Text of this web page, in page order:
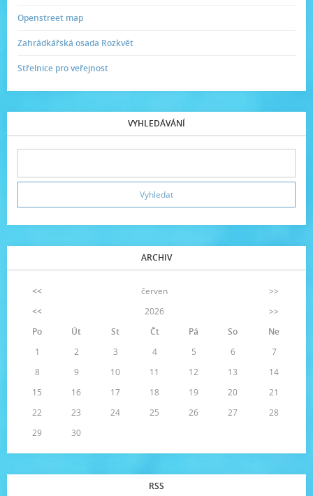
Openstreet map
Zahrádkářská osada Rozkvět
Střelnice pro veřejnost
VYHLEDÁVÁNÍ
ARCHIV
<< červen
>>
<<
2026
>>
Po
Út St Čt Pá So
Ne
1
2 3 4 5 6
7
8
9 10 11 12 13
14
15
16 17 18 19 20
21
22
23 24 25 26 27
28
29
30
RSS